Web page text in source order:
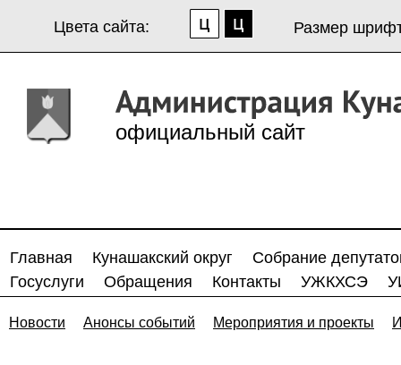
Цвета сайта: Размер
официальный сайт
Главная Кунашакский округ
Собрание
Госуслуги
Обращения Контакты УЖКХСЭ
Новости Анонсы событий Мероприятия и проекты